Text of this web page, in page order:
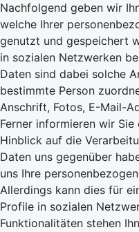
Nachfolgend geben wir
welche Ihrer
genutzt und gespeichert
in sozialen Netzwerken
Daten sind dabei solche
bestimmte Person
Anschrift, Fotos, E-Mail-
Ferner informieren wir
Hinblick auf die
Daten uns gegenüber
uns Ihre
Allerdings kann dies für
Profile in sozialen
Funktionalitäten stehen